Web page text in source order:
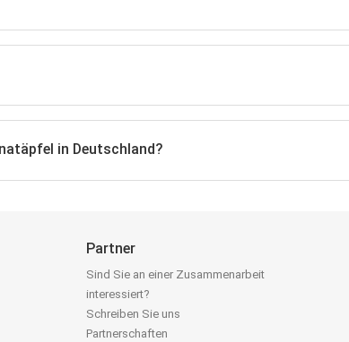
in Deutschland?
Partner
Sind Sie an einer Zusammenarbeit
interessiert?
Schreiben Sie uns
Partnerschaften